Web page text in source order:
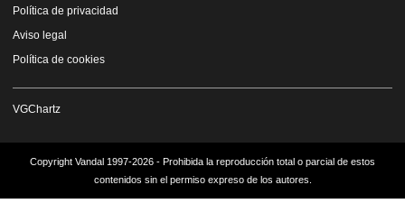
Política de privacidad
Aviso legal
Política de cookies
VGChartz
Copyright Vandal 1997-2026 - Prohibida la reproducción total o parcial de estos
contenidos sin el permiso expreso de los autores.